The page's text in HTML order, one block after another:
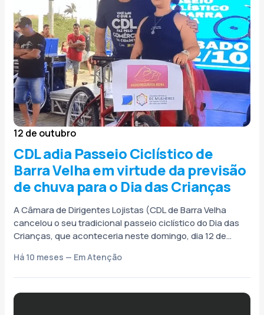
12 de outubro
CDL adia Passeio Ciclístico de
Barra Velha em virtude da previsão
de chuva para o Dia das Crianças
A Câmara de Dirigentes Lojistas (CDL de Barra Velha
cancelou o seu tradicional passeio ciclístico do Dia das
Crianças, que aconteceria neste domingo, dia 12 de
Há 10 meses — Em Atenção